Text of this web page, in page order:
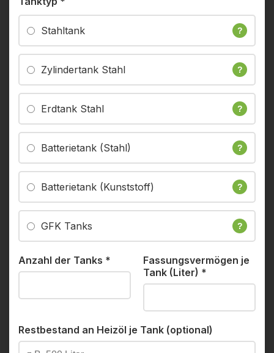
Stahltank ?
Zylindertank Stahl ?
Erdtank Stahl ?
Batterietank (Stahl) ?
Batterietank (Kunststoff) ?
GFK Tanks ?
Anzahl der Tanks *
Fassungsvermögen je
Tank (Liter) *
Restbestand an Heizöl je Tank (optional)